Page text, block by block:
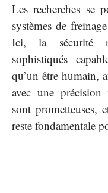
Les recherches se
systèmes de
Ici, la sécurité
sophistiqués
qu’un être humain,
avec une précision
sont prometteuses,
reste fondamentale